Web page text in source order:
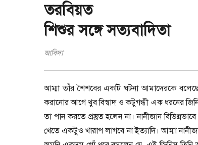
তরবিয়ত
শিশুর সঙ্গে সত্যবাদিতা
আবিদা
আম্মা তাঁর শৈশবের একটি ঘটনা আমাদেরকে
করানোর আগে খুব বিস্বাদ ও কটুগন্ধী এক ধরনের
তা পান করতে প্রস্তুত হলেন না। নানীজান
খেতে একটুও খারাপ লাগবে না ইত্যাদি। আম্মা